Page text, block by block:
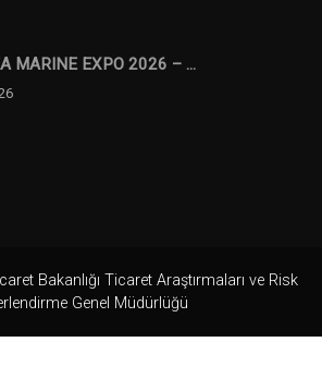
MARINE EXPO 2026 – ...
Bakanlığı Ticaret Araştırmaları ve Risk
Genel Müdürlüğü